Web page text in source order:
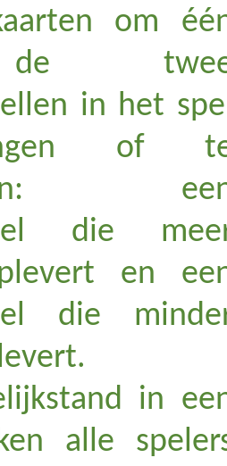
om
in het
of
die
en
die
in
alle